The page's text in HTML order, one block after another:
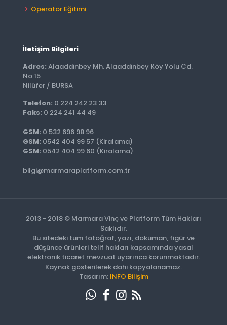
Operatör Eğitimi
İletişim Bilgileri
Adres: Alaaddinbey Mh. Alaaddinbey Köy Yolu Cd.
No:15
Nilüfer / BURSA
Telefon: 0 224 242 23 33
Faks: 0 224 241 44 49
GSM: 0 532 696 98 96
GSM: 0542 404 99 57 (Kiralama)
GSM: 0542 404 99 60 (Kiralama)
bilgi@marmaraplatform.com.tr
2013 - 2018 © Marmara Vinç ve Platform Tüm Hakları
Saklıdır.
Bu sitedeki tüm fotoğraf, yazı, döküman, figür ve
düşünce ürünleri telif hakları kapsamında yasal
elektronik ticaret mevzuat uyarınca korunmaktadır.
Kaynak gösterilerek dahi kopyalanamaz.
Tasarım: INFO Bilişim